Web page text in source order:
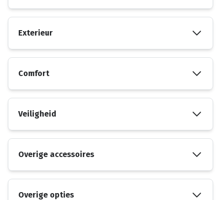
Exterieur
Comfort
Veiligheid
Overige accessoires
Overige opties